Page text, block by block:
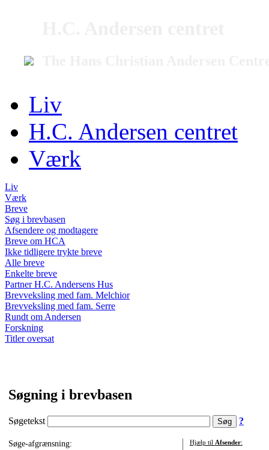
Liv
H.C. Andersen centret
Værk
Liv
Værk
Breve
Søg i brevbasen
Afsendere og modtagere
Breve om HCA
Ikke tidligere trykte breve
Alle breve
Enkelte breve
Partner H.C. Andersens Hus
Brevveksling med fam. Melchior
Brevveksling med fam. Serre
Rundt om Andersen
Forskning
Titler oversat
Søgning i brevbasen
Søgetekst ?
Søge-afgrænsning:
Hjælp til Afsender: